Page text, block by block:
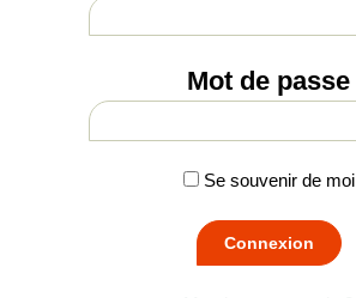
Mot de passe
Se souvenir de moi